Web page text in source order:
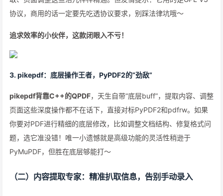
协议，商用的话一定要先吃透协议要求，别踩法律坑哦～
追求效率的小伙伴，这款闭眼入不亏！
3. pikepdf：底层操作王者，PyPDF2的“劲敌”
pikepdf背靠C++的QPDF，天生自带“底层buff”，提取内容、调整
页面这些深度操作都不在话下，直接对标PyPDF2和pdfrw。如果
你要对PDF进行精细的底层修改，比如调整文档结构、修复格式问
题，选它准没错！唯一小遗憾就是高级功能的灵活性稍逊于
PyMuPDF，但胜在底层够能打～
（二）内容提取专家：精准扒取信息，告别手动录入